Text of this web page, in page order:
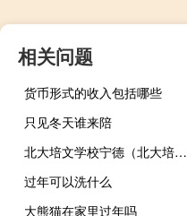
相关问题
货币形式的收入包括哪些
只见冬天谁来陪
北大培文学校宁德（北大培文学校）
过年可以洗什么
大熊猫在家里过年吗